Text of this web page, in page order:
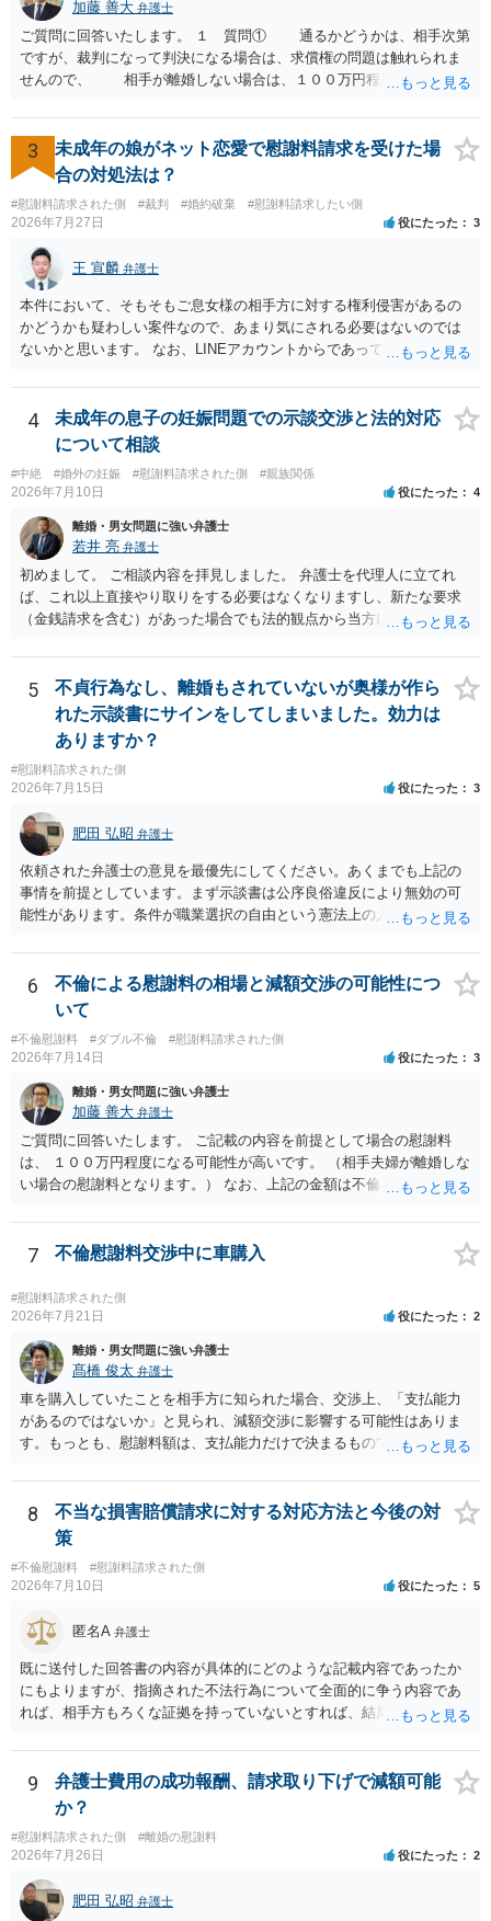
することは認められるのか。 ⇒おそらく１００万円は不当利得（受け
取る正当な権利がないのに利益を取得した）として返還請求されてい
るものかと推察しますので、 貸金返還ではないかと存じます。 ④ 私
は現在、収入も不安定で貯金もなくリボ払い借金が既に約100万あり。
今年に再婚したが主人はお金に厳しい為、一括で220万円を支払う事は
困難 仮に裁判で敗訴した場合でも、分割払いになる可能性はあります
か。 ⇒判決となり敗訴してしまった場合は、強制執行により不動産等
の財産を差し押さえられ、そこから債権回収が図られることになりま
すが、 和解であれば柔軟な解決が可能ですので、その場合は分割払
いにより支払うことも十分可能です。 ⑤ このような事情であれば、私
は120万円のみ和解交渉を続けるべきでしょうか。 ⇒ご相談者様の認
識を前提にすれば、１００万円も含めて返済する必要はないと考えら
れるため、 120万円のみについて交渉を続けることがベターかと存じ
ます。
加藤 善大 弁護士
ご質問に回答いたします。 １ 質問① 通るかどうかは、相手次第
ですが、裁判になって判決になる場合は、求償権の問題は触れられま
せんので、 相手が離婚しない場合は、１００万円程度となる可能
するデメリットはありますから（経済的、時間的、精神的負担等）、
反対にご自身が、裁判も辞さずという姿勢を示すことで、プラス
に働く可能性は有り得ます。 交渉で解決する多くの場合は、相手
が弁護士に依頼しているケースで、５０万円以下で合意できる場合は
稀であると思います。 通常は、６０万円から８０万円程度になる
ことが多いというのが私の印象です。 ２ 質問② ご記載の内容が
減額を進めるうえでの交渉材料かと思います。 なお、ご自身が離
婚しないことは、交渉材料にはならないかと思いますので、ご注意く
ださい。 また、相手夫婦の婚姻関係が既に破綻していたことや、
相手女性が結婚しているとは知らなかったと主張することもあります
が、 ケースバイケースですので、ご自身の場合にそれらの主張が
できるかはよくお考え下さい。 ３ 質問③ 違約金を５０万円とす
る旨の交渉をすることが妥当かどうかという基準はありません。
公序良俗に反するような金額では、その条項自体が無効になり得ます
が、 ２００万円でも、５０万円でも、公序良俗に反するほど高額
とはいえないと考えますので、 結局は、妥当かどうかというより
も、ご自身が納得できるかどうかという基準でお考えいただくといい
と思います。 そのうえで、合意できるかは、相手も納得できるか
否かにかかってはきますが。 ４ 質問④ ご記載の内容からは判断
できないのですが、 清算条項を記載しないで合意することはリス
クがありますので、むしろ、原則としては、清算条項を記載するべき
であるとお考えいただくといいです。 ご質問に対する回答は以上で
すが、可能であれば、ご依頼になるかは別として、お近くの弁護士に
直接相談されて、 今後の対応についてアドバイス等を求めることを
3
未成年の娘がネット恋愛で慰謝料請求を受けた場
合の対処法は？
#慰謝料請求された側 #裁判 #婚約破棄 #慰謝料請求したい側
2026年7月27日 役にたった 3
王 宣麟 弁護士
本件において、そもそもご息女様の相手方に対する権利侵害があるの
かどうかも疑わしい案件なので、あまり気にされる必要はないのでは
ないかと思います。 なお、LINEアカウントからであっても、そこに紐
るパターンはありえるものの、本件のような精神的損害が発生したと
明確にいえないような案件において開示がなされる可能性も低いので
はないかと推察します。
4
未成年の息子の妊娠問題での示談交渉と法的対応
について相談
#中絶 #婚外の妊娠 #慰謝料請求された側 #親族関係
2026年7月10日 役にたった 4
離婚・男女問題に強い弁護士
若井 亮 弁護士
初めまして。 ご相談内容を拝見しました。 弁護士を代理人に立てれ
ば、これ以上直接やり取りをする必要はなくなりますし、新たな要求
（金銭請求を含む）があった場合でも法的観点から当方に支払うべき
いのであれば、基本的にはご自身で対応していくことになります。 こ
れ以上の要求を回避するためには、合意内容を書面しておくことで
す。 特に重要な点としては、合意事項以外には貸し借りが無いことを
確認する条項（清算条項）をきちんと盛り込んでおくことです。 お金
を払うにしても、紛争が蒸し返されないよう、合意書を作成して取り
交わすようにしてください。
5
不貞行為なし、離婚もされていないが奥様が作ら
れた示談書にサインをしてしまいました。効力は
ありますか？
#慰謝料請求された側
2026年7月15日 役にたった 3
肥田 弘昭 弁護士
依頼された弁護士の意見を最優先にしてください。あくまでも上記の
事情を前提としています。まず示談書は公序良俗違反により無効の可
能性があります。条件が職業選択の自由という憲法上の人権を侵害し
可能性もあるかと思います。ご参考にしてください。
6
不倫による慰謝料の相場と減額交渉の可能性につ
いて
#不倫慰謝料 #ダブル不倫 #慰謝料請求された側
2026年7月14日 役にたった 3
離婚・男女問題に強い弁護士
加藤 善大 弁護士
ご質問に回答いたします。 ご記載の内容を前提として場合の慰謝料
は、 １００万円程度になる可能性が高いです。 （相手夫婦が離婚しな
い場合の慰謝料となります。） なお、上記の金額は不倫をした２名が
半額程度の支払を求める、 求償ができることになります。 その求償権
を放棄する場合の慰謝料相場は、６０万円から８０万円程度になるこ
とが多いです。 （相手夫婦が離婚しませんので、減額してでも求償権
を放棄してもらうメリットがあることになります。） ５年後に離婚す
る可能性について、慰謝料額に影響が出る可能性はないと考えます。
最後に、ご依頼になる場合の弁護士費用は、ご依頼になる弁護士によ
り異なりますので、直接ご確認いただくといいですよ。 ご質問に対す
る回答は以上ですが、可能であれば、ご依頼になるかは別にして、お
近くの弁護士に直接相談されて、今後の対応についてアドバイスを求
めることをおすすめいたします。 ご参考にしていただけますと幸いで
す。
7 不倫慰謝料交渉中に車購入
#慰謝料請求された側
2026年7月21日 役にたった 2
離婚・男女問題に強い弁護士
髙橋 俊太 弁護士
車を購入していたことを相手方に知られた場合、交渉上、「支払能力
があるのではないか」と見られ、減額交渉に影響する可能性はありま
す。もっとも、慰謝料額は、支払能力だけで決まるものではなく、不
響、離婚・別居の有無、証拠関係等によって判断されます。 ご記載の
ように、LINEのやり取りと数回の食事のみで性交渉がないのであれ
ば、原則として不貞慰謝料支払義務は否定されます。他方で、性交渉
がない場合でも、親密なやり取りの内容や関係の態様によっては、婚
姻共同生活の平穏を害したとして、例外的に慰謝料支払義務が肯定さ
れることもあります。 すでに弁護士に依頼されているのであれば、車
の購入事情も含めて説明し、支払能力の問題と、そもそもの慰謝料額
の相当性を分けて交渉してもらう方がよいでしょう。
8
不当な損害賠償請求に対する対応方法と今後の対
策
#不倫慰謝料 #慰謝料請求された側
2026年7月10日 役にたった 5
匿名A 弁護士
既に送付した回答書の内容が具体的にどのような記載内容であったか
にもよりますが、指摘された不法行為について全面的に争う内容であ
れば、相手方もろくな証拠を持っていないとすれば、結局は何もなく
晴らす」ことが最重要なのであれば、むしろ、相手方から訴訟を提起
して貰い、あなたが勝訴（請求棄却）して不法行為が存在しなかった
ことを公に認めてもらった方が（精神安定の面でも）ベターなのでは
ないかとも思えます。そうであれば、「訴えられる」ことを怖がる必
要はなく、むしろ「出るところへ出ましょう」という態度の方が妥当
です。 ただ、冒頭で述べたとおりこちらが強気に出て相手方に十分な
証拠がない場合には提訴されず消化不良状態で終わってしまう危険も
ありますので、名誉回復を重視するなら、逆に相手方を被告として債
9
弁護士費用の成功報酬、請求取り下げで減額可能
か？
#慰謝料請求された側 #離婚の慰謝料
2026年7月26日 役にたった 2
肥田 弘昭 弁護士